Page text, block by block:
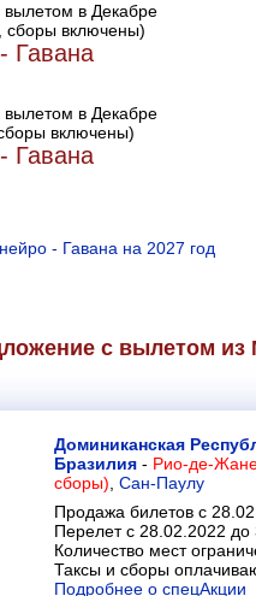
вылетом в Декабре
сборы включены)
Гавана
вылетом в Декабре
включены)
Гавана
- Гавана на 2027 год
с вылетом
Доминиканская
Бразилия - Рио-де-
сборы) Сан-Паулу
Продажа билетов с
Перелет с 28.02.2022 до
Количество мест
Таксы и сборы
Подробнее о спецАкции